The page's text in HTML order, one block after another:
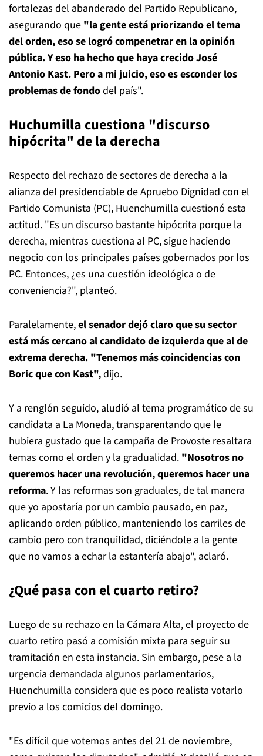
fortalezas del abanderado del Partido Republicano,
asegurando que "la gente está priorizando el tema
del orden, eso se logró compenetrar en la opinión
pública. Y eso ha hecho que haya crecido José
Antonio Kast. Pero a mi juicio, eso es esconder los
problemas de fondodel país".
Huchumilla cuestiona "discurso
hipócrita" de la derecha
Respecto del rechazo de sectores de derecha a la
alianza del presidenciable de Apruebo Dignidad con el
Partido Comunista (PC), Huenchumilla cuestionó esta
actitud. "Es un discurso bastante hipócrita porque la
derecha, mientras cuestiona al PC, sigue haciendo
negocio con los principales países gobernados por los
PC. Entonces, ¿es una cuestión ideológica o de
conveniencia?", planteó.
Paralelamente,el senador dejó claro que su sector
está más cercano al candidato de izquierda que al de
extrema derecha. "Tenemos más coincidencias con
Boric que con Kast",dijo.
Y a renglón seguido, aludió al tema programático de su
candidata a La Moneda, transparentando que le
hubiera gustado que la campaña de Provoste resaltara
temas como el orden y la gradualidad. "Nosotros no
queremos hacer una revolución, queremos hacer una
reforma. Y las reformas son graduales, de tal manera
que yo apostaría por un cambio pausado, en paz,
aplicando orden público, manteniendo los carriles de
cambio pero con tranquilidad, diciéndole a la gente
que no vamos a echar la estantería abajo", aclaró.
¿Qué pasa con el cuarto retiro?
Luego de su rechazo en la Cámara Alta, el proyecto de
cuarto retiro pasó a comisión mixta para seguir su
tramitación en esta instancia. Sin embargo, pese a la
urgencia demandada algunos parlamentarios,
Huenchumilla considera que es poco realista votarlo
previo a los comicios del domingo.
"Es difícil que votemos antes del 21 de noviembre,